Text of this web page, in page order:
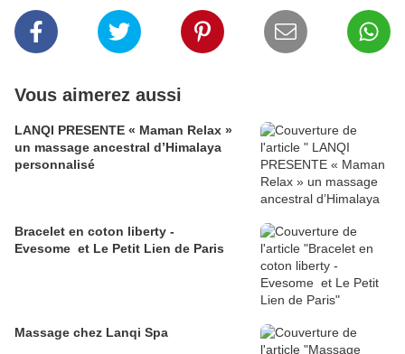
Vous aimerez aussi
LANQI PRESENTE « Maman Relax »
un massage ancestral d’Himalaya
personnalisé
Bracelet en coton liberty -
Evesome et Le Petit Lien de Paris
Massage chez Lanqi Spa